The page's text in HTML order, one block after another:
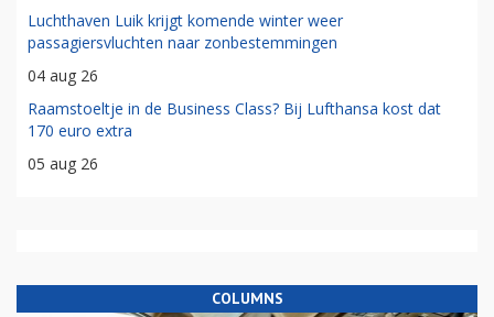
Luchthaven Luik krijgt komende winter weer
passagiersvluchten naar zonbestemmingen
04 aug 26
Raamstoeltje in de Business Class? Bij Lufthansa kost dat
170 euro extra
05 aug 26
COLUMNS